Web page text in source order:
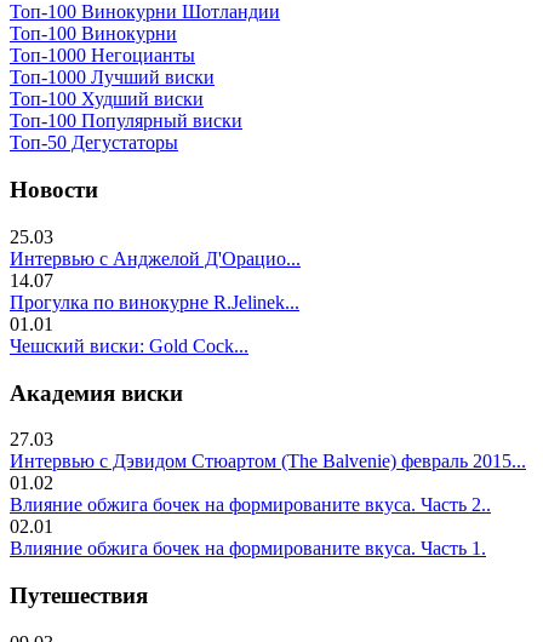
Топ-100 Винокурни Шотландии
Топ-100 Винокурни
Топ-1000 Негоцианты
Топ-1000 Лучший виски
Топ-100 Худший виски
Топ-100 Популярный виски
Топ-50 Дегустаторы
Новости
25.03
Интервью с Анджелой Д'Орацио...
14.07
Прогулка по винокурне R.Jelinek...
01.01
Чешский виски: Gold Cock...
Академия виски
27.03
Интервью с Дэвидом Стюартом (The Balvenie) февраль 2015...
01.02
Влияние обжига бочек на формированите вкуса. Часть 2..
02.01
Влияние обжига бочек на формированите вкуса. Часть 1.
Путешествия